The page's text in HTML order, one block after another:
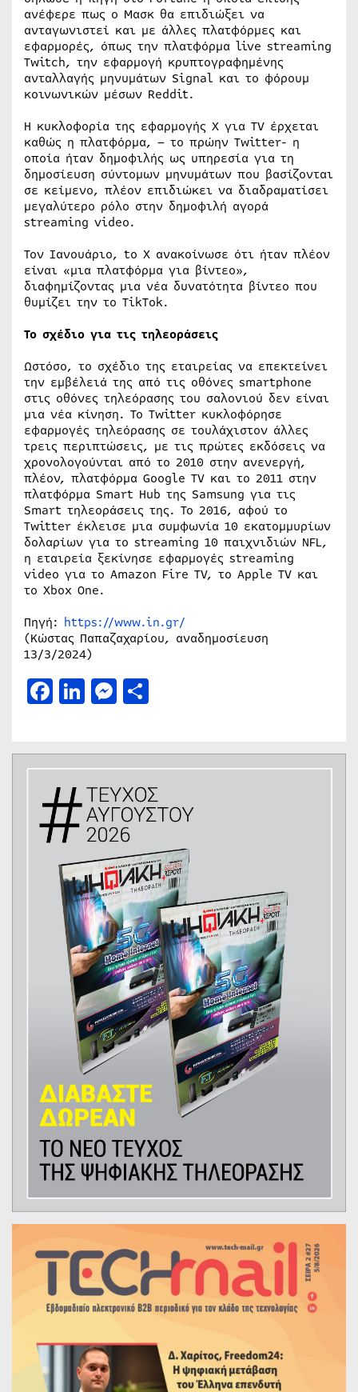
ανέφερε πως ο Μασκ θα επιδιώξει να
ανταγωνιστεί και με άλλες πλατφόρμες και
εφαρμορές, όπως την πλατφόρμα live streaming
Twitch, την εφαρμογή κρυπτογραφημένης
ανταλλαγής μηνυμάτων Signal και το φόρουμ
κοινωνικών μέσων Reddit.
Η κυκλοφορία της εφαρμογής X για TV έρχεται
καθώς η πλατφόρμα, – το πρώην Twitter- η
οποία ήταν δημοφιλής ως υπηρεσία για τη
δημοσίευση σύντομων μηνυμάτων που βασίζονται
σε κείμενο, πλέον επιδιώκει να διαδραματίσει
μεγαλύτερο ρόλο στην δημοφιλή αγορά
streaming video.
Τον Ιανουάριο, tο X ανακοίνωσε ότι ήταν πλέον
είναι «μια πλατφόρμα για βίντεο»,
διαφημίζοντας μια νέα δυνατότητα βίντεο που
θυμίζει την το TikTok.
Το σχέδιο για τις τηλεοράσεις
Ωστόσο, το σχέδιο της εταιρείας να επεκτείνει
την εμβέλειά της από τις οθόνες smartphone
στις οθόνες τηλεόρασης του σαλονιού δεν είναι
μια νέα κίνηση. Το Twitter κυκλοφόρησε
εφαρμογές τηλεόρασης σε τουλάχιστον άλλες
τρεις περιπτώσεις, με τις πρώτες εκδόσεις να
χρονολογούνται από το 2010 στην ανενεργή,
πλέον, πλατφόρμα Google TV και το 2011 στην
πλατφόρμα Smart Hub της Samsung για τις
Smart τηλεοράσεις της. Το 2016, αφού το
Twitter έκλεισε μια συμφωνία 10 εκατομμυρίων
δολαρίων για το streaming 10 παιχνιδιών NFL,
η εταιρεία ξεκίνησε εφαρμογές streaming
video για το Amazon Fire TV, το Apple TV και
το Xbox One.
Πηγή: https://www.in.gr/
(Κώστας Παπαζαχαρίου, αναδημοσίευση
13/3/2024)
Facebook
LinkedIn
Messenger